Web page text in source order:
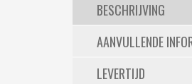
BESCHRIJVING
AANVULLENDE
LEVERTIJD